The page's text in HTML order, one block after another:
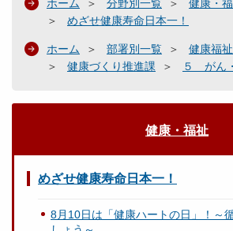
ホーム 分野別一覧 健康・
めざせ健康寿命日本一！
ホーム 部署別一覧
健康福
健康づくり推進課
５ がん
健康・福祉
めざせ健康寿命日本一！
8月10日は「健康ハートの日」！～